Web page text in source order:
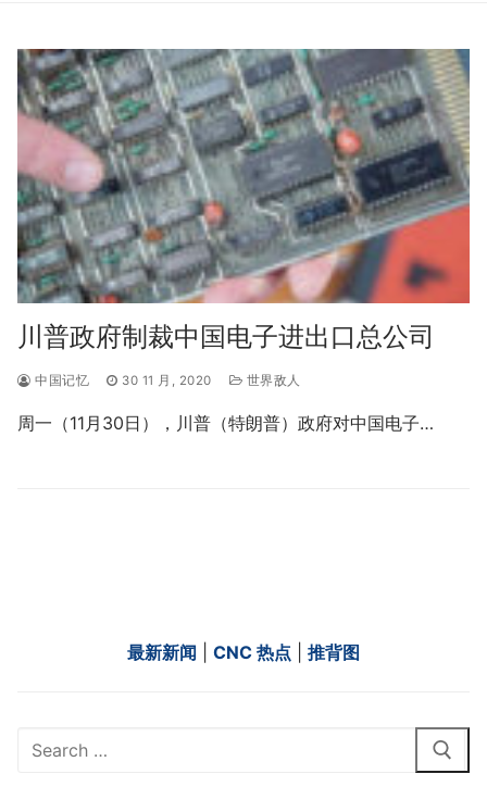
川普政府制裁中国电子进出口总公司
中国记忆 30 11 月, 2020 世界敌人
周一（11月30日），川普（特朗普）政府对中国电子…
最新新闻 CNC 热点 推背图
Search